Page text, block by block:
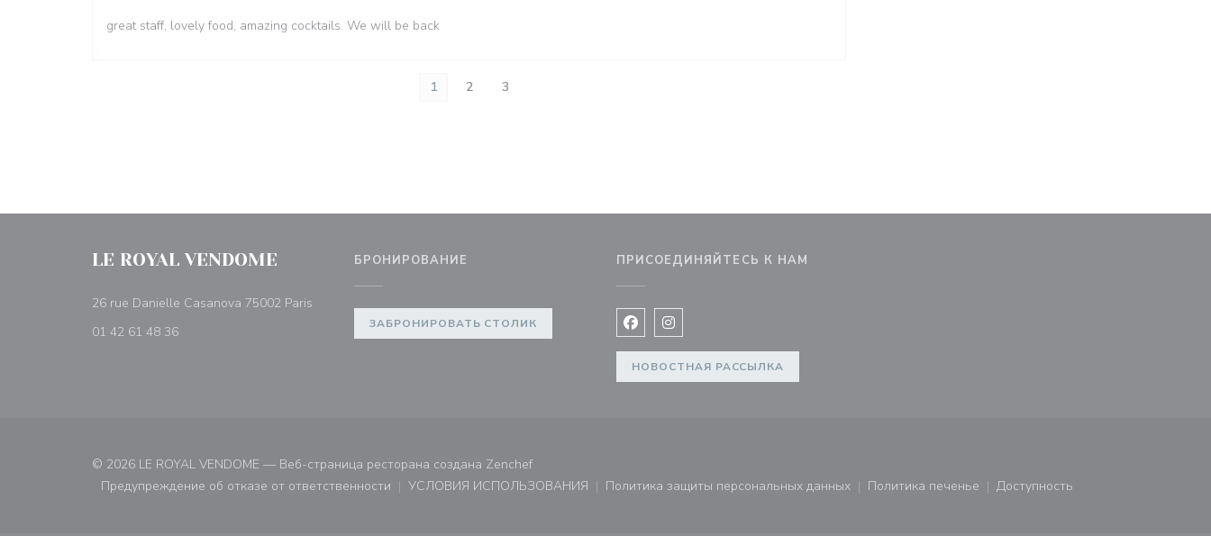
great staff, lovely food, amazing cocktails. We will be back
1 2 3
LE ROYAL VENDOME
26 rue Danielle Casanova 75002 Paris
01 42 61 48 36
БРОНИРОВАНИЕ
ЗАБРОНИРОВАТЬ СТОЛИК
ПРИСОЕДИНЯЙТЕСЬ К НАМ
Facebook ((открывается в новом окне))
Instagram ((открывается в новом окне))
НОВОСТНАЯ РАССЫЛКА
© 2026 LE ROYAL VENDOME — Веб-страница ресторана создана Zenchef((открывается в новом окне))
Предупреждение об отказе от ответственности
((открывается в новом окне))
УСЛОВИЯ ИСПОЛЬЗОВАНИЯ
((открывается в новом окне))
Политика защиты персональных данных
((открывается в новом окне))
Политика печенье
((открывается в новом окне))
Доступность
((открывается в новом окне))